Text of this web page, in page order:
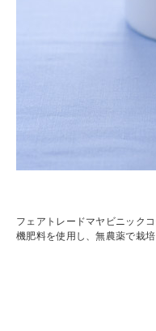
フェアトレードマヤビニック
機肥料を使用し、無農薬で栽